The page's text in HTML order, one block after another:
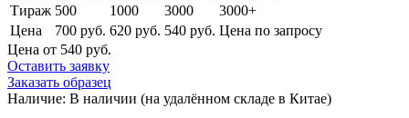
Тираж 500 1000 3000
3000+
Цена
700 руб. 620 руб. 540 руб. Цена по запросу
Цена от 540 руб.
Оставить заявку
Заказать образец
Наличие: В наличии (на удалённом складе в Китае)